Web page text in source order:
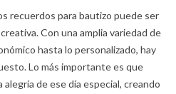
recuerdos para bautizo puede ser
Con una amplia variedad de
hasta lo personalizado, hay
Lo más importante es que
de ese día especial, creando